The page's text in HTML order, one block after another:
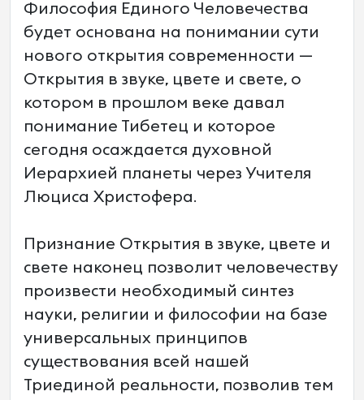
Философия Единого Человечества
будет основана на понимании сути
нового открытия современности —
Открытия в звуке, цвете и свете, о
котором в прошлом веке давал
понимание Тибетец и которое
сегодня осаждается духовной
Иерархией планеты через Учителя
Люциса Христофера.
Признание Открытия в звуке, цвете и
свете наконец позволит человечеству
произвести необходимый синтез
науки, религии и философии на базе
универсальных принципов
существования всей нашей
Триединой реальности, позволив тем